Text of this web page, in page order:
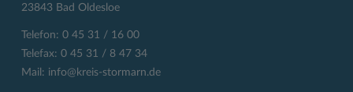
23843 Bad Oldesloe
Telefon: 0 45 31 / 16 00
Telefax: 0 45 31 / 8 47 34
Mail: info@kreis-stormarn.de